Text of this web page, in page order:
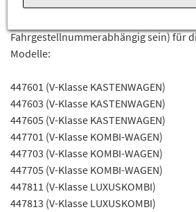
Fahrgestellnummerabhängig sein) für
Modelle:
447601 (V-Klasse KASTENWAGEN)
447603 (V-Klasse KASTENWAGEN)
447605 (V-Klasse KASTENWAGEN)
447701 (V-Klasse KOMBI-WAGEN)
447703 (V-Klasse KOMBI-WAGEN)
447705 (V-Klasse KOMBI-WAGEN)
447811 (V-Klasse LUXUSKOMBI)
447813 (V-Klasse LUXUSKOMBI)